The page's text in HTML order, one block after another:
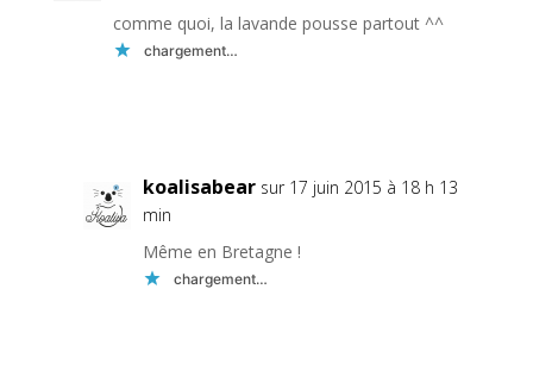
comme quoi, la lavande pousse partout ^^
chargement…
koalisabear sur 17 juin 2015 à 18 h 13
min
Même en Bretagne !
chargement…